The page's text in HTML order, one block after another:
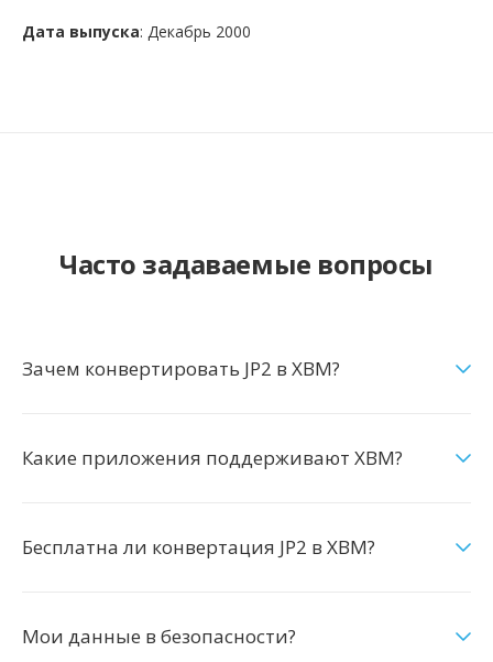
Дата выпуска: Декабрь 2000
Часто задаваемые вопросы
Зачем конвертировать JP2 в XBM?
Какие приложения поддерживают XBM?
Бесплатна ли конвертация JP2 в XBM?
Мои данные в безопасности?